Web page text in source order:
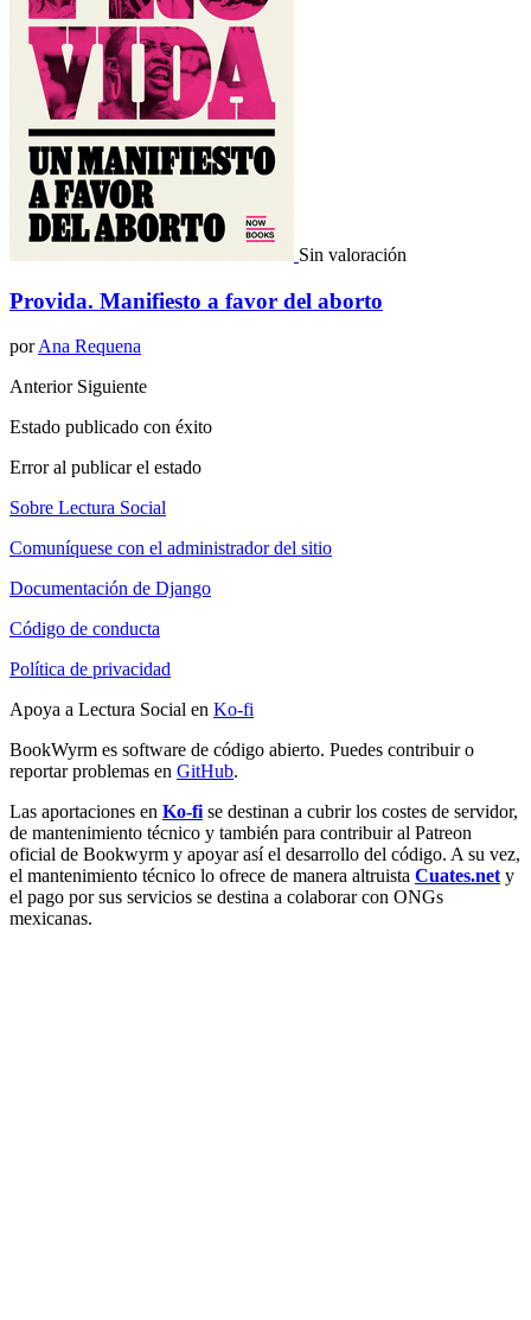
Sin valoración
Provida. Manifiesto a favor del aborto
porAna Requena
Anterior Siguiente
Estado publicado con éxito
Error al publicar el estado
Sobre Lectura Social
Comuníquese con el administrador del sitio
Documentación de Django
Código de conducta
Política de privacidad
Apoya a Lectura Social en Ko-fi
BookWyrm es software de código abierto. Puedes contribuir o
reportar problemas en GitHub.
Las aportaciones en Ko-fi se destinan a cubrir los costes de servidor,
de mantenimiento técnico y también para contribuir al Patreon
oficial de Bookwyrm y apoyar así el desarrollo del código. A su vez,
el mantenimiento técnico lo ofrece de manera altruista Cuates.net y
el pago por sus servicios se destina a colaborar con ONGs
mexicanas.